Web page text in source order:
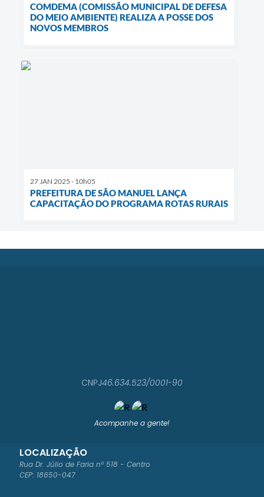
COMDEMA (COMISSÃO MUNICIPAL DE DEFESA
DO MEIO AMBIENTE) REALIZA A POSSE DOS
NOVOS MEMBROS
27 JAN 2025 - 10h05
PREFEITURA DE SÃO MANUEL LANÇA
CAPACITAÇÃO DO PROGRAMA ROTAS RURAIS
Acompanhe a gente!
LOCALIZAÇÃO
Rua Dr. Júlio de Faria nº 518 - Centro
CEP: 18650-047
CNPJ46.634.523/0001-90